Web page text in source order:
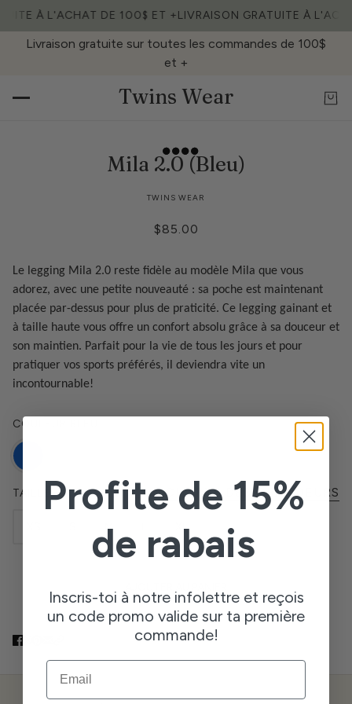
À L'ACHAT DE 100$ ET +LIVRAISON GRATUITE À
Livraison gratuite sur toutes les commandes de 100$
et +
Twins Wear
Mila 2.0 (Bleu)
TWINS WEAR
$85.00
Le legging Mila 2.0 reste fidèle au modèle Mila que vous
adorez, avec une petite nouveauté : sa poche est maintenant
placée par-dessus pour plus de praticité. Ce legging gainant et
à taille haute vous offre un confort absolu grâce à sa douceur et
son maintien. Parfait pour la vie de tous les jours et pour
pratiquer vos sports préférés, il deviendra vite un
incontournable!
COULEUR
TAILLE CHARTE DES GRANDEURS
M XL
Profite de 15%
de rabais
Inscris-toi à notre infolettre et reçois
un code promo valide sur ta première
commande!
EMAIL